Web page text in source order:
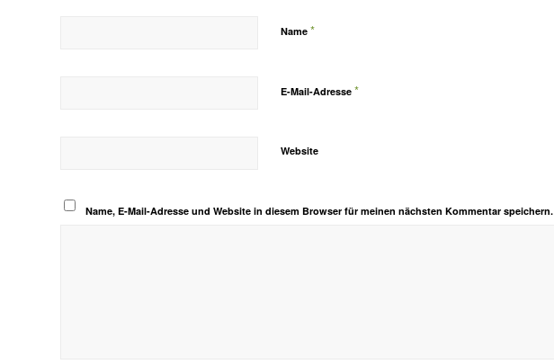
Name *
E-Mail-Adresse *
Website
Name, E-Mail-Adresse und Website in diesem Browser für meinen nächsten Kommentar speichern.